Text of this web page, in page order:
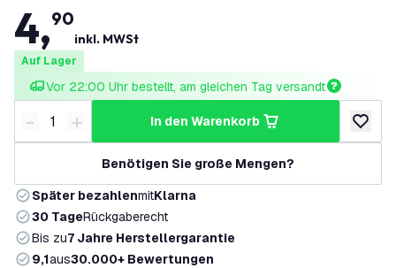
4,90
inkl. MWSt
Auf Lager
Vor 22:00 Uhr bestellt, am gleichen Tag versandt
Menge verringern
- Menge erhöhen
+ in den Warenkorb
zur
Benötigen Sie große Mengen?
Später bezahlenmitKlarna
30 TageRückgaberecht
Bis zu7 Jahre Herstellergarantie
9,1aus30.000+ Bewertungen